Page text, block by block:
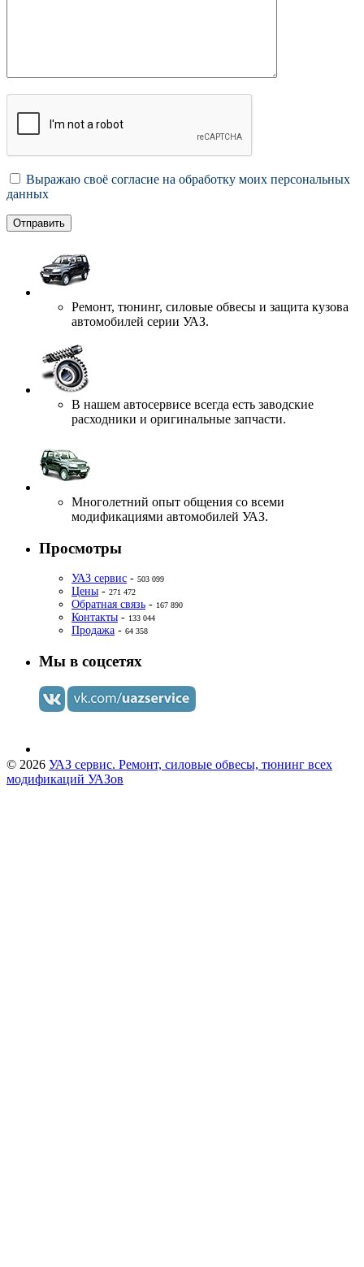
Выражаю своё согласие на обработку моих персональных
данных
Ремонт, тюнинг, силовые обвесы и защита кузова
автомобилей серии УАЗ.
В нашем автосервисе всегда есть заводские
расходники и оригинальные запчасти.
Многолетний опыт общения со всеми
модификациями автомобилей УАЗ.
Просмотры
УАЗ сервис - 503 099
Цены - 271 472
Обратная связь - 167 890
Контакты - 133 044
Продажа - 64 358
Мы в соцсетях
© 2026 УАЗ сервис. Ремонт, силовые обвесы, тюнинг всех
модификаций УАЗов